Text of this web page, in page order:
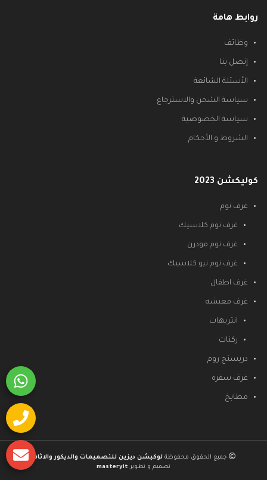
روابط هامة
وظائف
إتصل بنا
الأسئلة الشائعة
سياسة الشحن والاسترجاع
سياسة الخصوصية
الشروط و الأحكام
كوليكشن 2023
غرف نوم
غرف نوم كلاسيك
غرف نوم مودرن
غرف نوم نيو كلاسيك
غرف اطفال
غرف معيشه
انتريهات
ركنات
دريسنج روم
غرف سفره
مطابخ
جميع الحقوق محفوظة لوكيشن ديزين للتصميمات والديكور والاثاث
تصميم و تطوير masteryit